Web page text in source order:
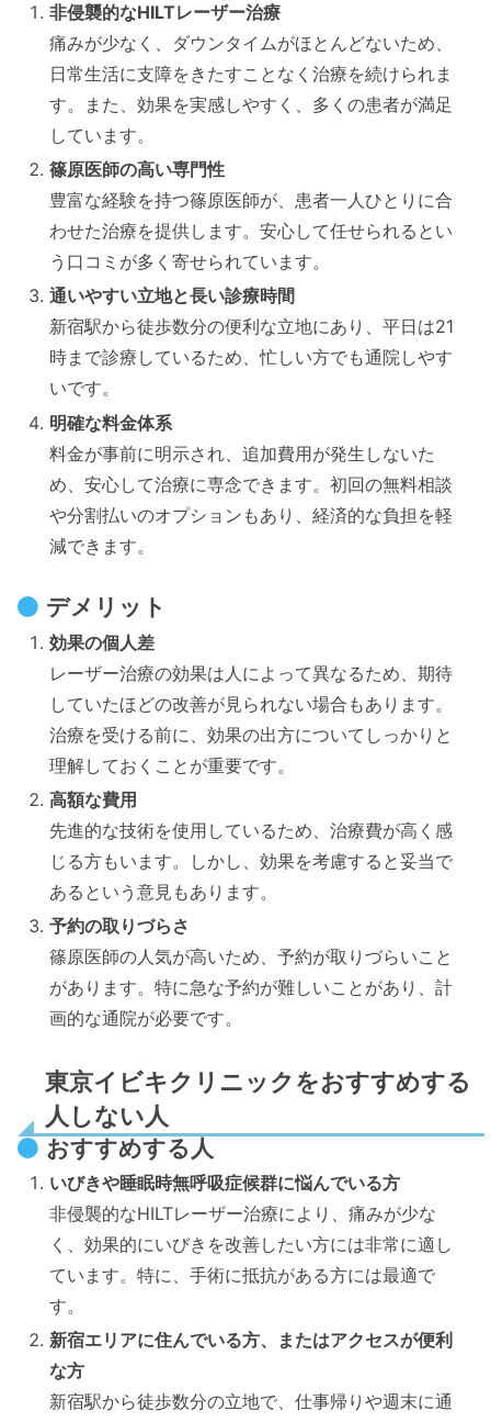
非侵襲的なHILTレーザー治療
痛みが少なく、ダウンタイムがほとんどないため、
日常生活に支障をきたすことなく治療を続けられま
す。また、効果を実感しやすく、多くの患者が満足
しています。
篠原医師の高い専門性
豊富な経験を持つ篠原医師が、患者一人ひとりに合
わせた治療を提供します。安心して任せられるとい
う口コミが多く寄せられています。
通いやすい立地と長い診療時間
新宿駅から徒歩数分の便利な立地にあり、平日は21
時まで診療しているため、忙しい方でも通院しやす
いです。
明確な料金体系
料金が事前に明示され、追加費用が発生しないた
め、安心して治療に専念できます。初回の無料相談
や分割払いのオプションもあり、経済的な負担を軽
減できます。
デメリット
効果の個人差
レーザー治療の効果は人によって異なるため、期待
していたほどの改善が見られない場合もあります。
治療を受ける前に、効果の出方についてしっかりと
理解しておくことが重要です。
高額な費用
先進的な技術を使用しているため、治療費が高く感
じる方もいます。しかし、効果を考慮すると妥当で
あるという意見もあります。
予約の取りづらさ
篠原医師の人気が高いため、予約が取りづらいこと
があります。特に急な予約が難しいことがあり、計
画的な通院が必要です。
東京イビキクリニックをおすすめする
人しない人
おすすめする人
いびきや睡眠時無呼吸症候群に悩んでいる方
非侵襲的なHILTレーザー治療により、痛みが少な
く、効果的にいびきを改善したい方には非常に適し
ています。特に、手術に抵抗がある方には最適で
す。
新宿エリアに住んでいる方、またはアクセスが便利
な方
新宿駅から徒歩数分の立地で、仕事帰りや週末に通